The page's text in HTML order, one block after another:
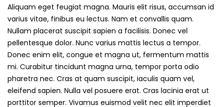
Aliquam eget feugiat magna. Mauris elit risus, accumsan id
varius vitae, finibus eu lectus. Nam et convallis quam.
Nullam placerat suscipit sapien a facilisis. Donec vel
pellentesque dolor. Nunc varius mattis lectus a tempor.
Donec enim elit, congue et magna ut, fermentum mattis
mi. Curabitur tincidunt magna urna, tempor porta odio
pharetra nec. Cras at quam suscipit, iaculis quam vel,
eleifend sapien. Nulla vel posuere erat. Cras lacinia erat ut
porttitor semper. Vivamus euismod velit nec elit imperdiet